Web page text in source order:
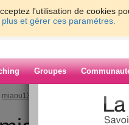
l'utilisation de cookies
et gérer ces paramètres.
Groupes
miaou13 > soupe de moules a la